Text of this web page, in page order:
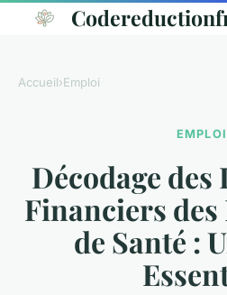
Accueil›Emploi
EMPLOI
Décodage
Financiers
de Santé :